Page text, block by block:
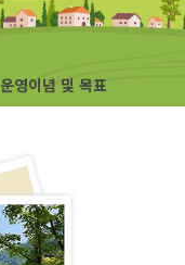
운영이념 및 목표